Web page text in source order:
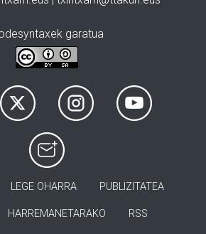
garatua
LEGE OHARRA PUBLIZITATEA
HARREMANETARAKO RSS